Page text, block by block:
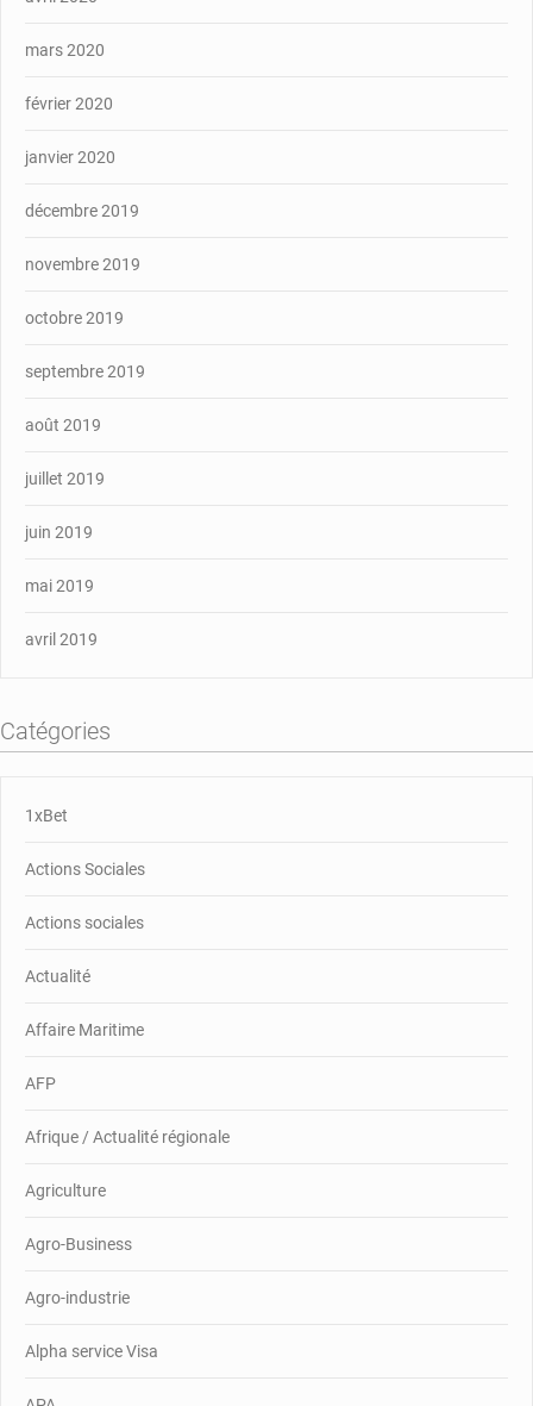
mars 2020
février 2020
janvier 2020
décembre 2019
novembre 2019
octobre 2019
septembre 2019
août 2019
juillet 2019
juin 2019
mai 2019
avril 2019
Catégories
1xBet
Actions Sociales
Actions sociales
Actualité
Affaire Maritime
AFP
Afrique / Actualité régionale
Agriculture
Agro-Business
Agro-industrie
Alpha service Visa